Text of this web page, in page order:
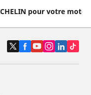
pour votre moto